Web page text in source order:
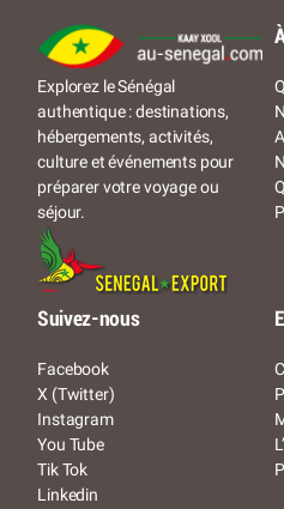
Explorez le Sénégal
authentique : destinations,
hébergements, activités,
culture et événements pour
préparer votre voyage ou
séjour.
Suivez-nous
Facebook
X (Twitter)
Instagram
You Tube
Tik Tok
Linkedin